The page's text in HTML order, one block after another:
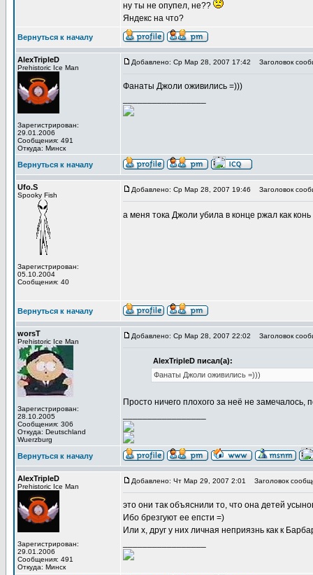
ну ты не опупел, не??
Яндекс на что?
Вернуться к началу
AlexTripleD
Prehistoric Ice Man
Зарегистрирован:
29.01.2006
Сообщения: 491
Откуда: Минск
Добавлено: Ср Мар 28, 2007 17:42 Заголовок
Фанаты Джоли оживились =)))
Вернуться к началу
Ufo.S
Spooky Fish
Зарегистрирован:
05.10.2004
Сообщения: 40
Добавлено: Ср Мар 28, 2007 19:46 Заголовок
а меня тока Джоли убила в конце ржал как
Вернуться к началу
worsT
Prehistoric Ice Man
Зарегистрирован:
28.10.2005
Сообщения: 306
Откуда: Deutschland
Wuerzburg
Добавлено: Ср Мар 28, 2007 22:02 Заголовок
AlexTripleD писал(а):
Фанаты Джоли оживились =)))
Просто ничего плохого за неё не замечалось,
Вернуться к началу
AlexTripleD
Prehistoric Ice Man
Зарегистрирован:
29.01.2006
Сообщения: 491
Откуда: Минск
Добавлено: Чт Мар 29, 2007 2:01 Заголовок
это они так объяснили то, что она детей
Ибо брезгуют ее епсти =)
Или х, друг у них личная неприязнь как к